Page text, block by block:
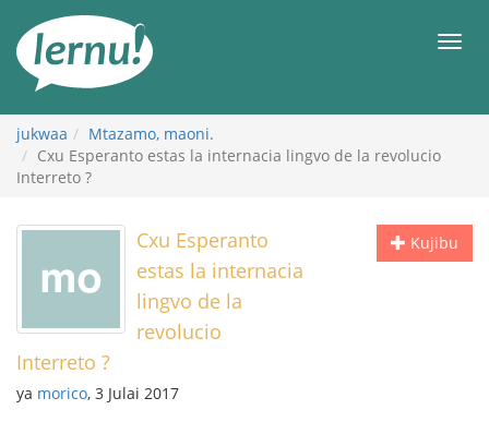
maudhui
jukwaa
Mtazamo, maoni.
Cxu Esperanto estas la internacia lingvo de la revolucio
Interreto ?
Kujibu
Cxu Esperanto
estas la internacia
lingvo de la
revolucio
Interreto ?
ya morico, 3 Julai 2017